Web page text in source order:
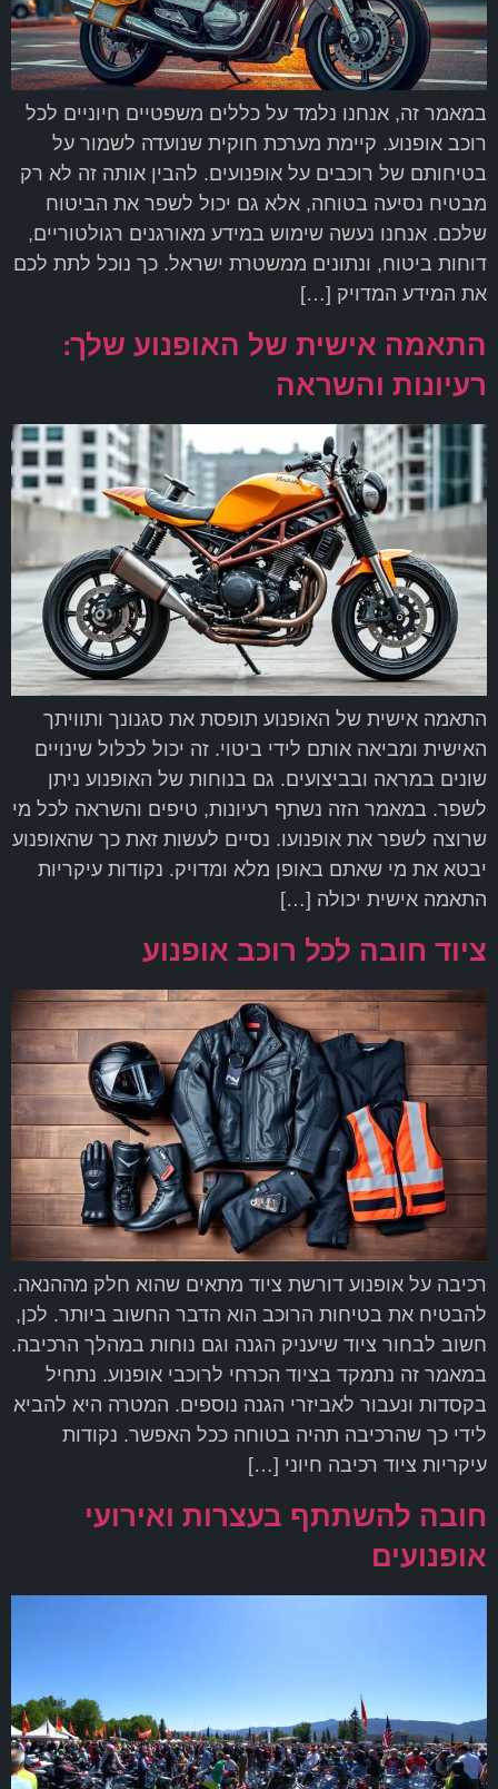
במאמר זה, אנחנו נלמד על כללים משפטיים חיוניים לכל
רוכב אופנוע. קיימת מערכת חוקית שנועדה לשמור על
בטיחותם של רוכבים על אופנועים. להבין אותה זה לא רק
מבטיח נסיעה בטוחה, אלא גם יכול לשפר את הביטוח
שלכם. אנחנו נעשה שימוש במידע מאורגנים רגולטוריים,
דוחות ביטוח, ונתונים ממשטרת ישראל. כך נוכל לתת לכם
את המידע המדויק […]
התאמה אישית של האופנוע שלך:
רעיונות והשראה
התאמה אישית של האופנוע תופסת את סגנונך ותוויתך
האישית ומביאה אותם לידי ביטוי. זה יכול לכלול שינויים
שונים במראה ובביצועים. גם בנוחות של האופנוע ניתן
לשפר. במאמר הזה נשתף רעיונות, טיפים והשראה לכל מי
שרוצה לשפר את אופנועו. נסיים לעשות זאת כך שהאופנוע
יבטא את מי שאתם באופן מלא ומדויק. נקודות עיקריות
התאמה אישית יכולה […]
ציוד חובה לכל רוכב אופנוע
רכיבה על אופנוע דורשת ציוד מתאים שהוא חלק מההנאה.
להבטיח את בטיחות הרוכב הוא הדבר החשוב ביותר. לכן,
חשוב לבחור ציוד שיעניק הגנה וגם נוחות במהלך הרכיבה.
במאמר זה נתמקד בציוד הכרחי לרוכבי אופנוע. נתחיל
בקסדות ונעבור לאביזרי הגנה נוספים. המטרה היא להביא
לידי כך שהרכיבה תהיה בטוחה ככל האפשר. נקודות
עיקריות ציוד רכיבה חיוני […]
חובה להשתתף בעצרות ואירועי
אופנועים